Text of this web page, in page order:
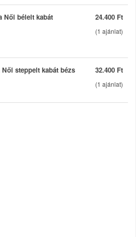
24.400 Ft
(1 ajánlat)
Női bélelt kabát
32.400 Ft
(1 ajánlat)
steppelt kabát bézs